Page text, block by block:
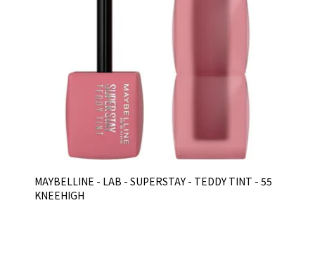
MAYBELLINE - LAB - SUPERSTAY - TEDDY TINT - 55
KNEEHIGH